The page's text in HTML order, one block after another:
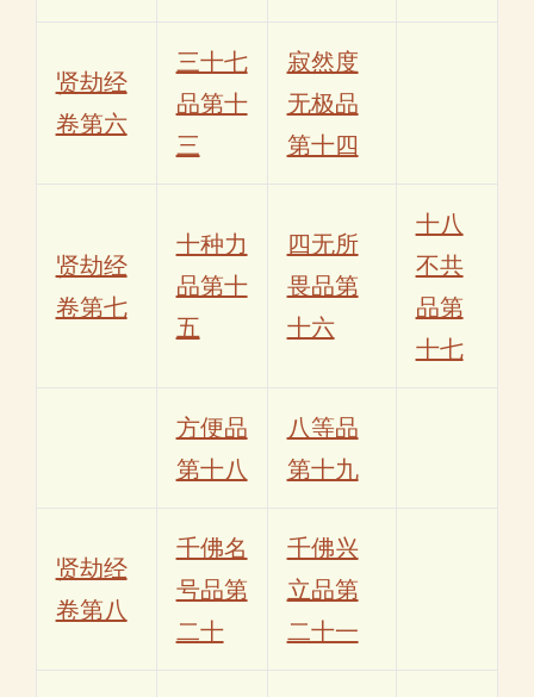
贤劫经
卷第六
三十七
品第十
三
寂然度
无极品
第十四
贤劫经
卷第七
十种力
品第十
五
四无所
畏品第
十六
十八
不共
品第
十七
方便品
第十八
八等品
第十九
贤劫经
卷第八
千佛名
号品第
二十
千佛兴
立品第
二十一